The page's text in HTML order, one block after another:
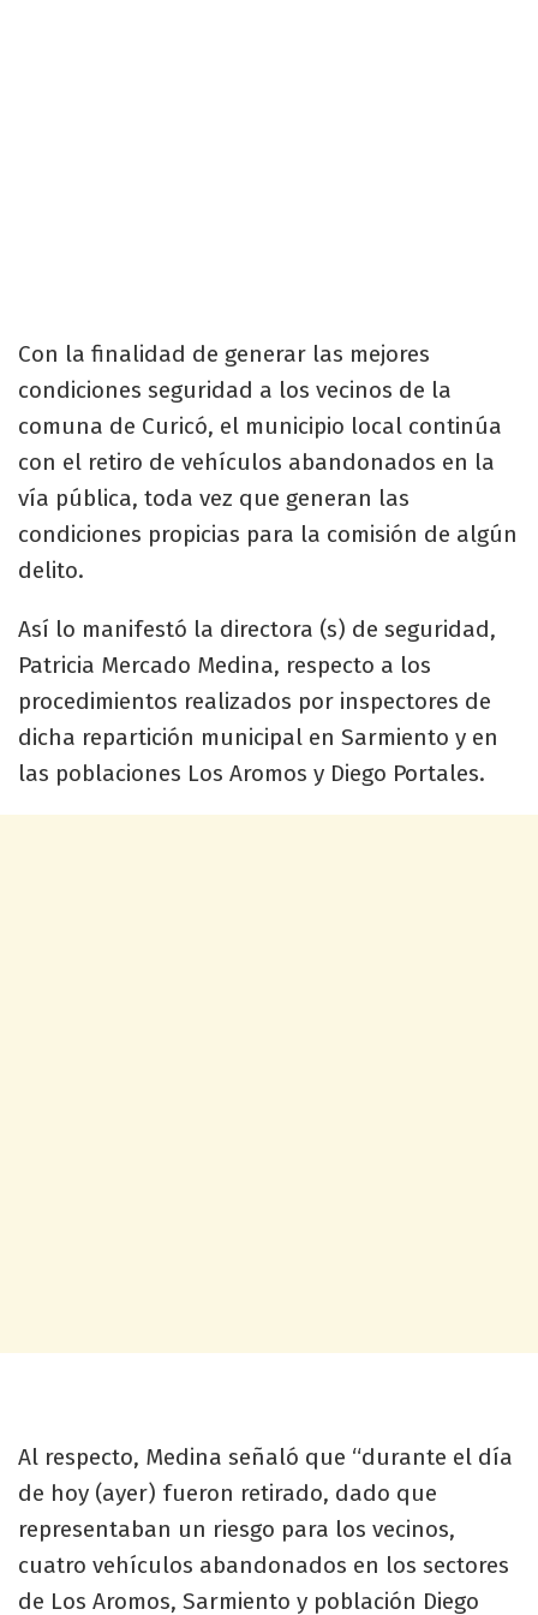
Con la finalidad de generar las mejores
condiciones seguridad a los vecinos de la
comuna de Curicó, el municipio local continúa
con el retiro de vehículos abandonados en la
vía pública, toda vez que generan las
condiciones propicias para la comisión de algún
delito.
Así lo manifestó la directora (s) de seguridad,
Patricia Mercado Medina, respecto a los
procedimientos realizados por inspectores de
dicha repartición municipal en Sarmiento y en
las poblaciones Los Aromos y Diego Portales.
Al respecto, Medina señaló que “durante el día
de hoy (ayer) fueron retirado, dado que
representaban un riesgo para los vecinos,
cuatro vehículos abandonados en los sectores
de Los Aromos, Sarmiento y población Diego